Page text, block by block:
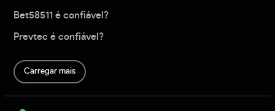
Bet58511 é confiável?
Prevtec é confiável?
Carregar mais